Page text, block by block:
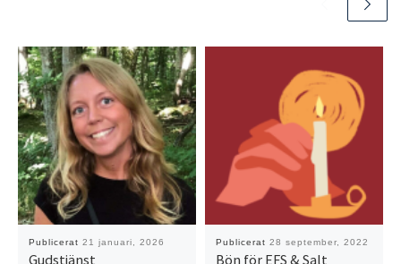
Publicerat 21 januari, 2026
Gudstjänst
Publicerat 28 september, 2022
Bön för EFS & Salt